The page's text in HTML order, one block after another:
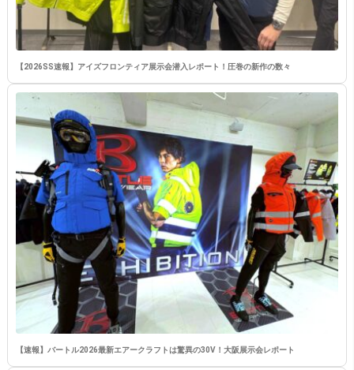
【2026SS速報】アイズフロンティア展示会潜入レポート！圧巻の新作の数々
【速報】バートル2026最新エアークラフトは驚異の30V！大阪展示会レポート